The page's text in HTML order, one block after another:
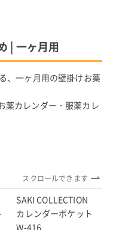
| 一ヶ月用
、一ヶ月用の壁掛けお薬
薬カレンダー・服薬カレ
スクロールできます
SAKI COLLECTION
カレンダーポケット
W-416